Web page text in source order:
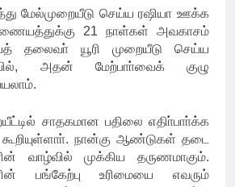
மேல்முறையீடு செய்ய ரஷியா ஊக்க
ஆணையத்துக்கு 21 நாள்கள் அவகாசம்
தலைவா் யூரி முறையீடு செய்ய
அதன் மேற்பாா்வைக் குழு
சாதகமான பதிலை எதிா்பாா்க்க
கூறியுள்ளாா். நான்கு ஆண்டுகள் தடை
வாழ்வில் முக்கிய தருணமாகும்.
பங்கேற்பு உரிமையை எவரும்